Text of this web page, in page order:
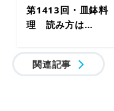
第1413回・皿鉢料
理 読み方は…
関連記事